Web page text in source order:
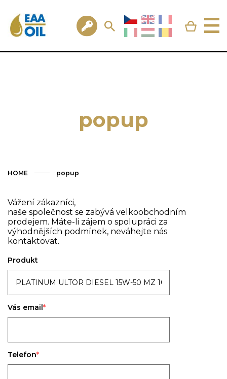
popup
HOME popup
Vážení zákazníci,
naše společnost se zabývá velkoobchodním
prodejem. Máte-li zájem o spolupráci za
výhodnějších podmínek, neváhejte nás
kontaktovat.
Produkt
Vás email
Telefon